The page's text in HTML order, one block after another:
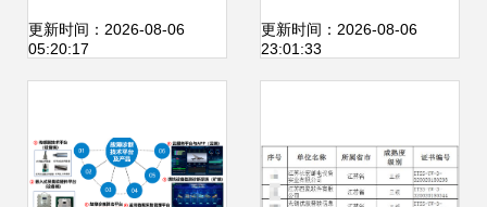
现工厂仓库信息化
更新时间：2026-08-06
05:20:17
Dubbo Go 为切入
行维护服务
更新时间：2026-08-06
23:01:33